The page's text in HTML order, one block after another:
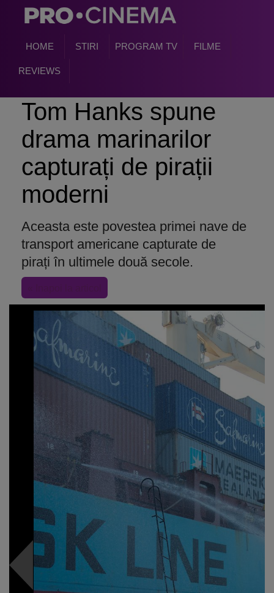
HOME STIRI PROGRAM TV FILME
REVIEWS
Tom Hanks spune
drama marinarilor
capturați de pirații
moderni
Aceasta este povestea primei nave de
transport americane capturate de
pirați în ultimele două secole.